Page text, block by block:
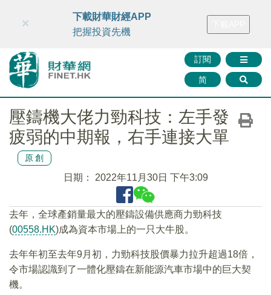
財華智庫網 FINTV FINMETA 財華證券 媒體矩陣
訂閱
简
×
下載財華財經APP
把握投資先機
壓鑄機大佬力勁科技：左手發
疲弱的中期報，右手連接大單
原創
日期： 2022年11月30日 下午3:09
去年，全球產銷量最大的壓鑄設備供應商力勁科技
(00558.HK)成為資本市場上的一只大牛股。
去年年初至去年9月初，力勁科技股價暴力拉升超過18倍，
令市場認識到了一體化壓鑄在新能源汽車市場中的巨大契
機。